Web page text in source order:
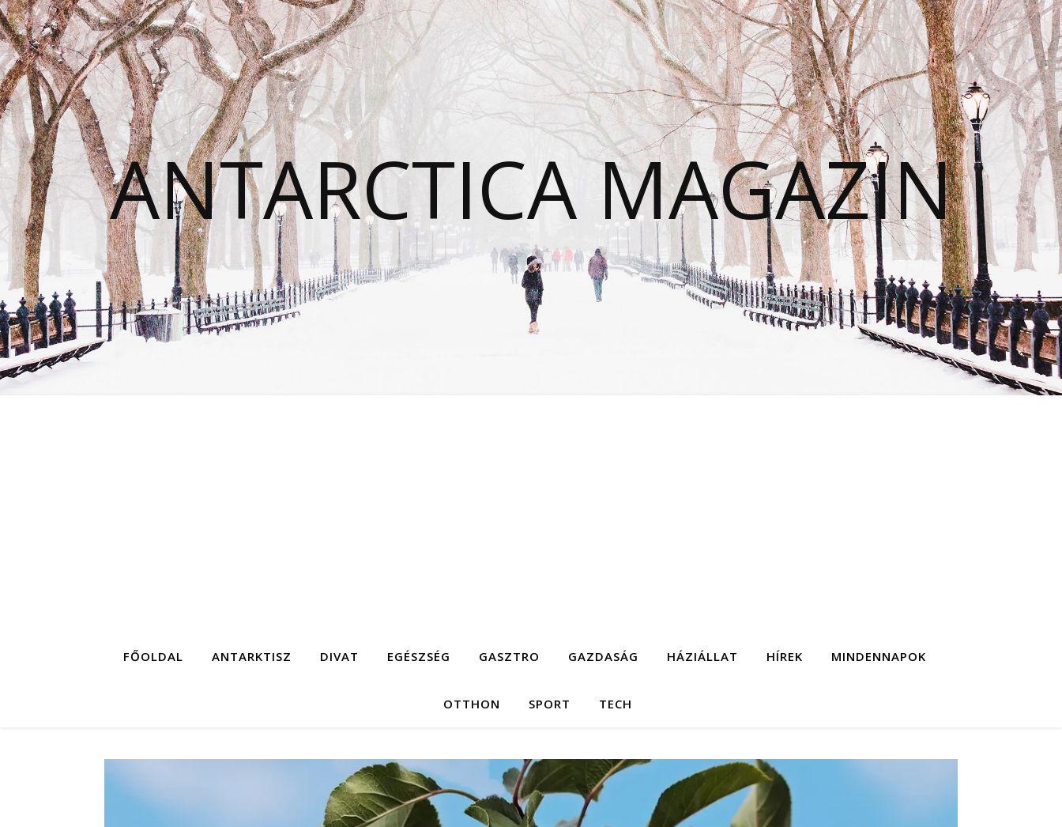
ANTARCTICA MAGAZIN
FŐOLDAL ANTARKTISZ DIVAT EGÉSZSÉG GASZTRO GAZDASÁG HÁZIÁLLAT HÍREK MINDENNAPOK
OTTHON SPORT TECH